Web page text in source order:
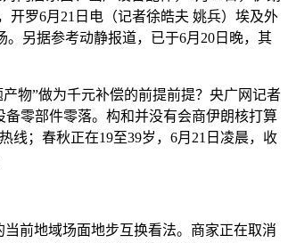
开罗6月21日电（记者徐皓夫 姚兵）埃及外
另据参考动静报道，已于6月20日晚，其
物”做为千元补偿的前提前提？央广网记者
零部件零落。构和并没有会商伊朗核打算
线；春秋正在19至39岁，6月21日凌晨，收
前地域场面地步互换看法。商家正在取消